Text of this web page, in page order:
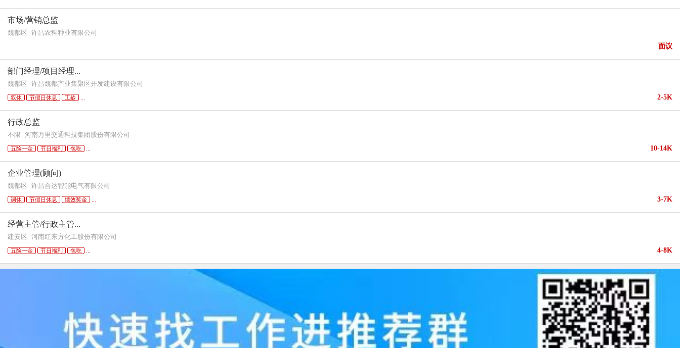
市场/营销总监
魏都区 许昌农科种业有限公司
面议
部门经理/项目经理...
魏都区 许昌魏都产业集聚区开发建设有限公司
双休 节假日休息 工龄 2-5K
行政总监
不限 河南万里交通科技集团股份有限公司
五险一金 节日福利 包吃 10-14K
企业管理(顾问)
魏都区 许昌合达智能电气有限公司
调休 节假日休息 绩效奖金 3-7K
经营主管/行政主管...
建安区 河南红东方化工股份有限公司
五险一金 节日福利 包吃 4-8K